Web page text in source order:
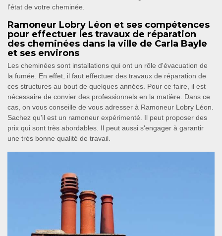
l’état de votre cheminée.
Ramoneur Lobry Léon et ses compétences
pour effectuer les travaux de réparation
des cheminées dans la ville de Carla Bayle
et ses environs
Les cheminées sont installations qui ont un rôle d'évacuation de
la fumée. En effet, il faut effectuer des travaux de réparation de
ces structures au bout de quelques années. Pour ce faire, il est
nécessaire de convier des professionnels en la matière. Dans ce
cas, on vous conseille de vous adresser à Ramoneur Lobry Léon.
Sachez qu'il est un ramoneur expérimenté. Il peut proposer des
prix qui sont très abordables. Il peut aussi s'engager à garantir
une très bonne qualité de travail.